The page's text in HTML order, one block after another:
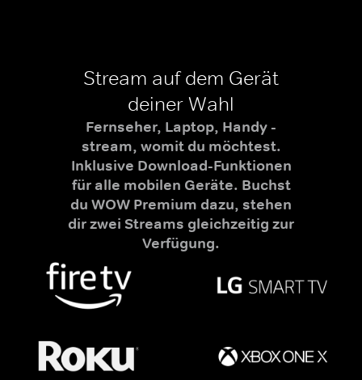
Stream auf dem Gerät
deiner Wahl
Fernseher, Laptop, Handy -
stream, womit du möchtest.
Inklusive Download-Funktionen
für alle mobilen Geräte. Buchst
du WOW Premium dazu, stehen
dir zwei Streams gleichzeitig zur
Verfügung.